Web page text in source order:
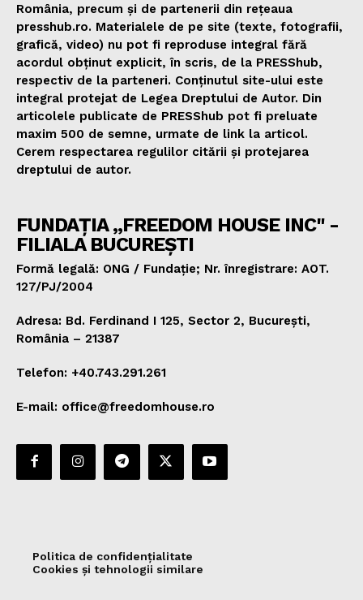
România, precum și de partenerii din rețeaua
presshub.ro. Materialele de pe site (texte, fotografii,
grafică, video) nu pot fi reproduse integral fără
acordul obținut explicit, în scris, de la PRESShub,
respectiv de la parteneri. Conținutul site-ului este
integral protejat de Legea Dreptului de Autor. Din
articolele publicate de PRESShub pot fi preluate
maxim 500 de semne, urmate de link la articol.
Cerem respectarea regulilor citării și protejarea
dreptului de autor.
FUNDAȚIA „FREEDOM HOUSE INC" -
FILIALA BUCUREȘTI
Formă legală: ONG / Fundație; Nr. înregistrare: AOT.
127/PJ/2004
Adresa: Bd. Ferdinand I 125, Sector 2, București,
România – 21387
Telefon: +40.743.291.261
E-mail: office@freedomhouse.ro
Politica de confidențialitate
Cookies și tehnologii similare